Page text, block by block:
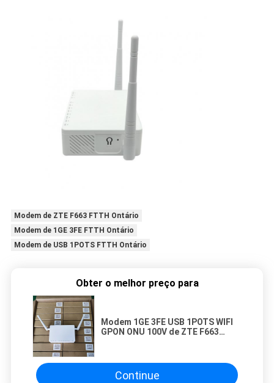
Modem de ZTE F663 FTTH Ontário
Modem de 1GE 3FE FTTH Ontário
Modem de USB 1POTS FTTH Ontário
Obter o melhor preço para
Modem 1GE 3FE USB 1POTS WIFI
GPON ONU 100V de ZTE F663
Continue